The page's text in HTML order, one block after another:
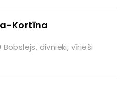
Kortīna
Bobslejs, divnieki, vīrieši